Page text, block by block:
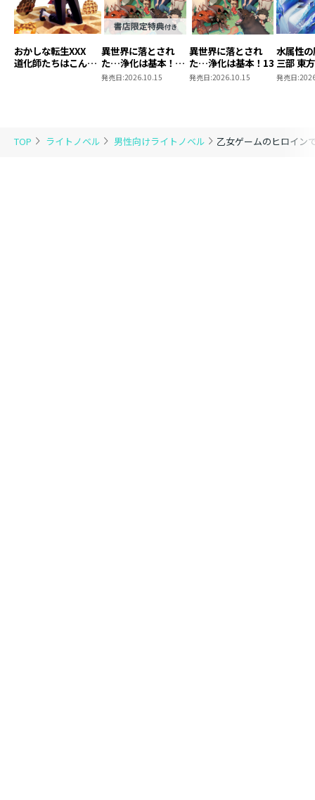
TOP ライトノベル 男性向けライトノベル 乙女ゲームのヒロイン
おかしな転生XXX
道化師たちはこんが
異世界に落とされ
た…浄化は基本！
13【ピッコマ限定
発売日:2026.10.15
異世界に落とされ
た…浄化は基本！13
発売日:2026.10.15
水属性
三部 東
発売日: